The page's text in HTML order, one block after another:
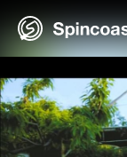
content